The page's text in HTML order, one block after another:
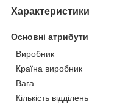
Характеристики
Основні атрибути
Виробник
Країна виробник
Вага
Кількість відділень